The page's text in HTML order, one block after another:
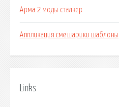
Арма 2 моды сталкер
Аппликация смешарики шаблоны
Links